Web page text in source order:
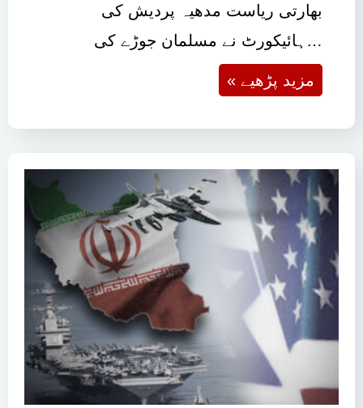
بھارتی ریاست مدھیہ پردیش کی
ہائیکورٹ نے مسلمان جوڑے کی…
« مزید پڑھیے